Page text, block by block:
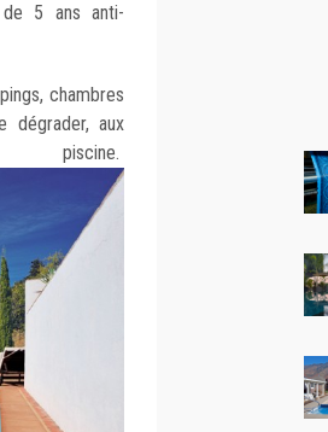
de 5 ans anti-
chambres
dégrader, aux
piscine.